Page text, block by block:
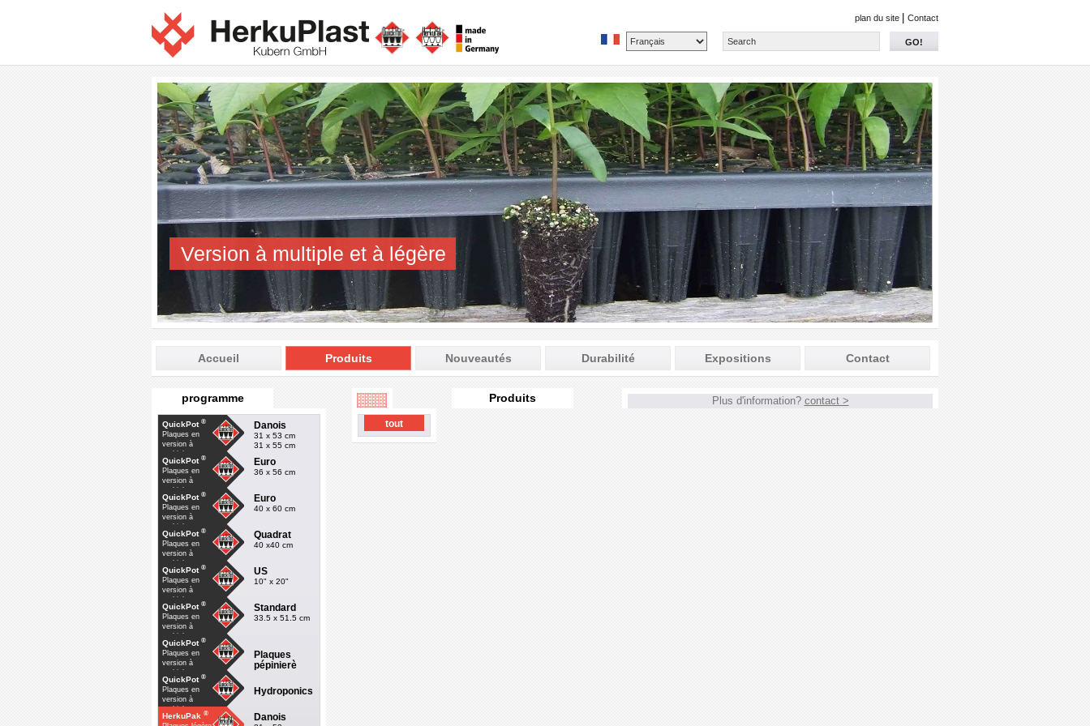
plan du site Contact
GO!
Version à multiple et à légère
Accueil Produits Nouveautés Durabilité Expositions Contact
programme
QuickPot ®
Plaques en
version à
multiple
Danois
31 x 53 cm
31 x 55 cm
QuickPot ®
Plaques en
version à
multiple
Euro
36 x 56 cm
QuickPot ®
Plaques en
version à
multiple
Euro
40 x 60 cm
QuickPot ®
Plaques en
version à
multiple
Quadrat
40 x40 cm
QuickPot ®
Plaques en
version à
multiple
US
10" x 20"
QuickPot ®
Plaques en
version à
multiple
Standard
33.5 x 51.5 cm
QuickPot ®
Plaques en
version à
multiple
Plaques
pépinierè
QuickPot ®
Plaques en
version à
multiple
Hydroponics
HerkuPak ®
Danois
tout
Produits Plus d'information? contact >